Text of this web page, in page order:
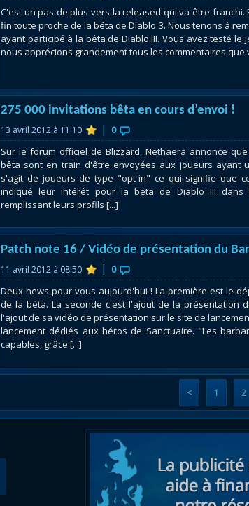
C'est un pas de plus vers la released qui va être franchi.
fin toute proche de la bêta de Diablo 3. Nous tenons à
ayant participé à la bêta de Diablo III. Vous avez testé le
nous apprécions grandement tous les commentaires que
275 000 invitations bêta en cours d’envoi !
13 avril 2012 à 11:10 | 0
Sur le forum officiel de Blizzard, Nethaera annonce
bêta sont en train d'être envoyées aux joueurs ayant
s'agit de joueurs de type "opt-in" ce qui signifie que
indiqué leur intérêt pour la beta de Diablo III dans
remplissant leurs profils [...]
Patch note 16 / Vidéo de présentation du
11 avril 2012 à 08:50 | 0
Deux news pour vous aujourd'hui ! La première est le
de la bêta. La seconde c'est l'ajout de la présentation
l'ajout de sa vidéo de présentation sur le site de
lancement dédiés aux héros de Sanctuaire. "Les
capables, grâce [...]
< 1 2